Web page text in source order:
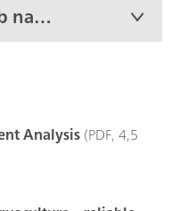
na
Analysis(PDF, 4,5